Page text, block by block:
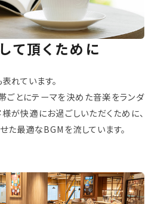
て頂くために
れています。
ごとにテーマを決めた音楽をランダ
様が快適にお過ごしいただくために、
た最適なBGMを流しています。